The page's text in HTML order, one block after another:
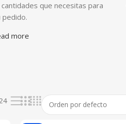
que necesitas para
pedido.
more